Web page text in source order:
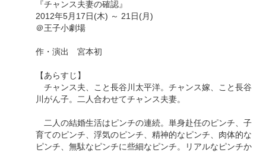
『チャンス夫妻の確認』
2012年5月17日(木) ～ 21日(月)
＠王子小劇場
作・演出 宮本初
【あらすじ】
チャンス夫、こと長谷川太平洋。チャンス嫁、こと長谷
川がん子。二人合わせてチャンス夫妻。
二人の結婚生活はピンチの連続。単身赴任のピンチ、子
育てのピンチ、浮気のピンチ、精神的なピンチ、肉体的な
ピンチ、無駄なピンチに些細なピンチ。リアルなピンチか